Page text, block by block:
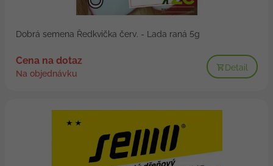
Dobrá semena Ředkvička červ. - Lada raná 5g
Cena na dotaz
Na objednávku
Detail